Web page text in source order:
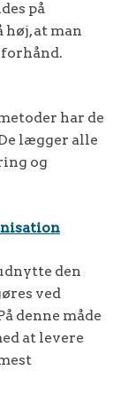
på
at man
har de
lægger alle
og
den
ved
denne måde
at levere